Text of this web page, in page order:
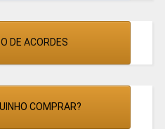
DE ACORDES
COMPRAR?